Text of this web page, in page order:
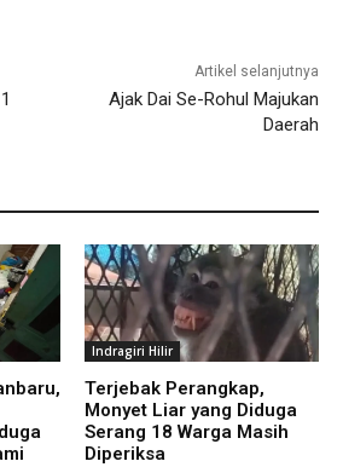
Artikel selanjutnya
Ajak Dai Se-Rohul Majukan
Daerah
Indragiri Hilir
Terjebak Perangkap,
Monyet Liar yang Diduga
Serang 18 Warga Masih
Diperiksa